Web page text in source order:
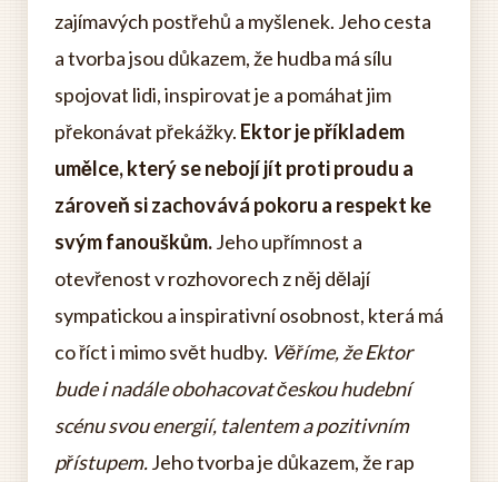
zajímavých postřehů a myšlenek. Jeho cesta
a tvorba jsou důkazem, že hudba má sílu
spojovat lidi, inspirovat je a pomáhat jim
překonávat překážky. Ektor je příkladem
umělce, který se nebojí jít proti proudu a
zároveň si zachovává pokoru a respekt ke
svým fanouškům.Jeho upřímnost a
otevřenost v rozhovorech z něj dělají
sympatickou a inspirativní osobnost, která má
co říct i mimo svět hudby. Věříme, že Ektor
bude i nadále obohacovat českou hudební
scénu svou energií, talentem a pozitivním
přístupem.Jeho tvorba je důkazem, že rap